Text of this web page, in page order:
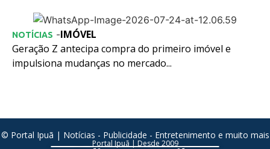
IMÓVEL
NOTÍCIAS -
Geração Z antecipa compra do primeiro imóvel e
impulsiona mudanças no mercado...
© Portal Ipuã | Notícias - Publicidade - Entretenimento e muito mais
Portal Ipuã | Desde 2009